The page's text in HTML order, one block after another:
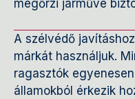
megőrzi járműve
A szélvédő
márkát használjuk.
ragasztók
államokból érkezik